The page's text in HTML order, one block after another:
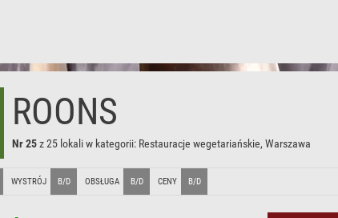
ROONS
Nr 25z 25 lokali w kategorii: Restauracje wegetariańskie, Warszawa
WYSTRÓJ B/D OBSŁUGA B/D CENY B/D